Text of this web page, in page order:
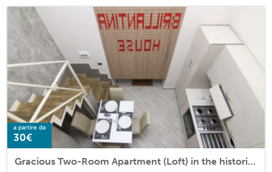
a partire da
30€
Gracious Two-Room Apartment (Loft) in the historic center of Naples